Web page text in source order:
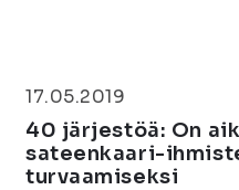
17.05.2019
40 järjestöä: On
sateenkaari-
turvaamiseksi